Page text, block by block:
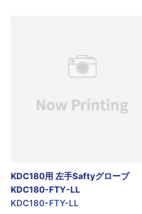
KDC180用 左手Saftyグローブ
KDC180-FTY-LL
KDC180-FTY-LL